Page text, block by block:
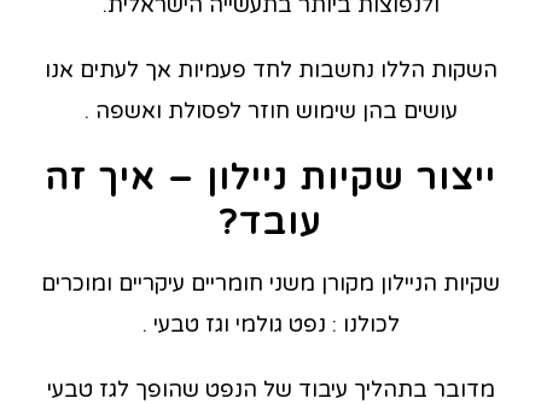
השקות הללו נחשבות לחד פעמיות אך לעתים אנו
עושים בהן שימוש חוזר לפסולת ואשפה .
ייצור שקיות ניילון – איך זה
עובד?
שקיות הניילון מקורן משני חומריים עיקריים ומוכרים
לכולנו : נפט גולמי וגז טבעי .
מדובר בתהליך עיבוד של הנפט שהופך לגז טבעי